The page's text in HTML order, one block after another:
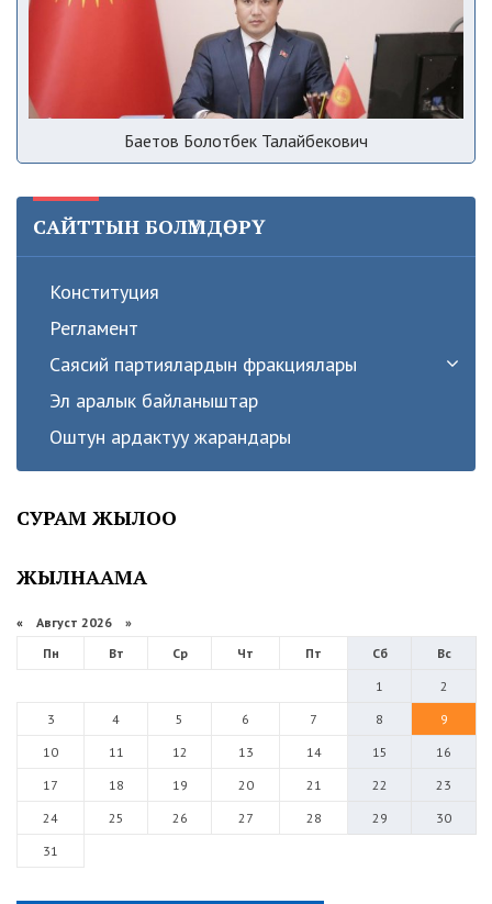
Баетов Болотбек Талайбекович
САЙТТЫН БОЛҮМДӨРҮ
Конституция
Регламент
Саясий партиялардын фракциялары
Эл аралык байланыштар
Оштун ардактуу жарандары
СУРАМ ЖЫЛОО
ЖЫЛНААМА
« Август 2026 »
Пн
Вт Ср Чт Пт Сб
Вс
1
2
3
4 5 6 7 8
9
10
11 12 13 14 15
16
17
18 19 20 21 22
23
24
25 26 27 28 29
30
31